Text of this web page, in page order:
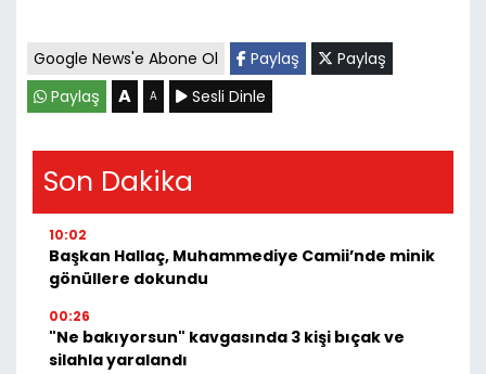
Google News'e Abone Ol Paylaş
Paylaş
Paylaş
A A Sesli Dinle
Son Dakika
10:02
Başkan Hallaç, Muhammediye Camii’nde minik
gönüllere dokundu
00:26
"Ne bakıyorsun" kavgasında 3 kişi bıçak ve
silahla yaralandı